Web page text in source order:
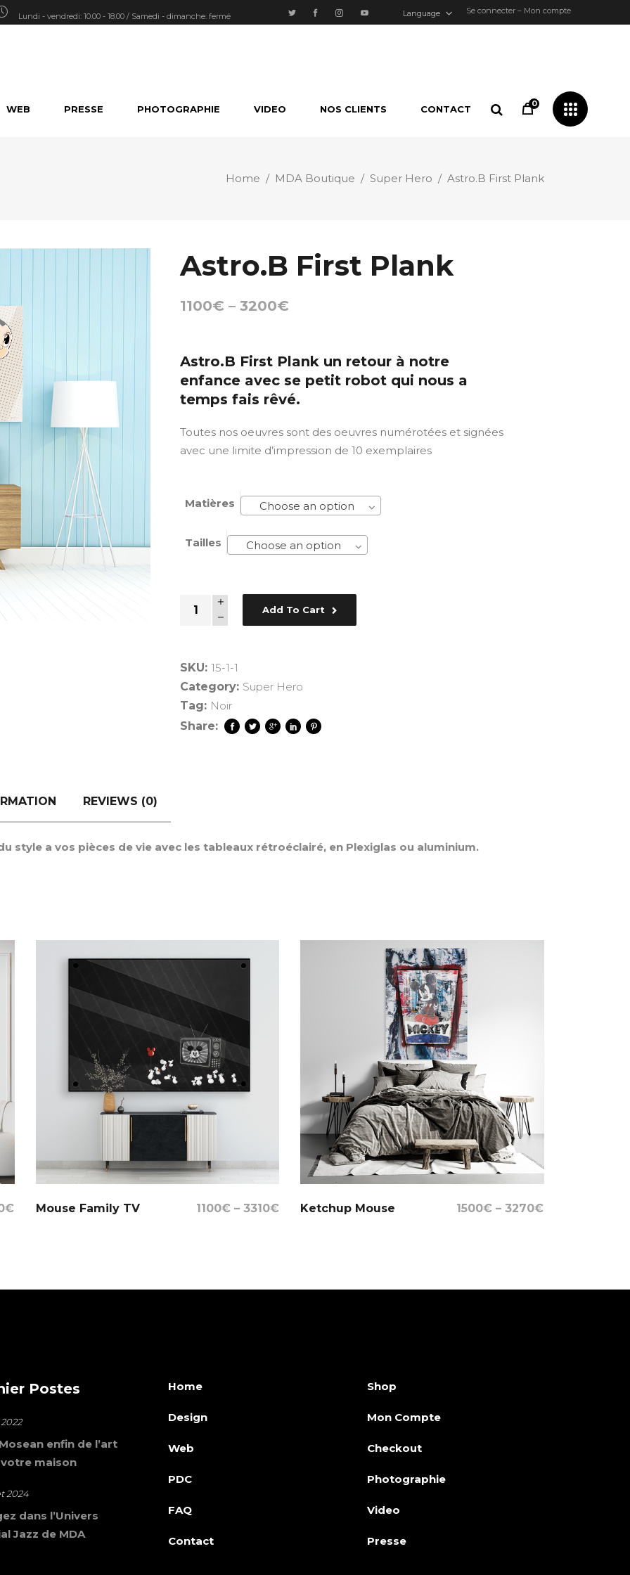
Lundi - vendredi: 10.00 - 18.00 / Samedi - dimanche: fermé
Se connecter – Mon compte
Language
WEB PRESSE PHOTOGRAPHIE VIDEO NOS CLIENTS CONTACT 0
Home / MDA Boutique / Super Hero / Astro.B First Plank
Astro.B First Plank
1100€ – 3200€
Astro.B First Plank un retour à notre
enfance avec se petit robot qui nous a
temps fais rêvé.
Toutes nos oeuvres sont des oeuvres numérotées et signées
avec une limite d’impression de 10 exemplaires
Matières Choose an option
Tailles Choose an option
Quantity
Add To Cart
SKU: 15-1-1
Category: Super Hero
Tag: Noir
Share:
REVIEWS (0)
style a vos pièces de vie avec les tableaux rétroéclairé, en Plexiglas ou aluminium.
€ Select Options
Mouse Family TV 1100€ – 3310€ Select Options
Ketchup Mouse 1500€ –3270€
Postes
enfin de l’art
maison
2024
dans l’Univers
Jazz de MDA
Home
Design
Web
PDC
FAQ
Contact
Shop
Mon Compte
Checkout
Photographie
Video
Presse